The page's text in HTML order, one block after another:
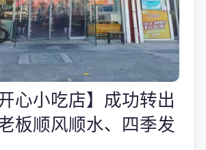
心小吃店】成功转出
板顺风顺水、四季发